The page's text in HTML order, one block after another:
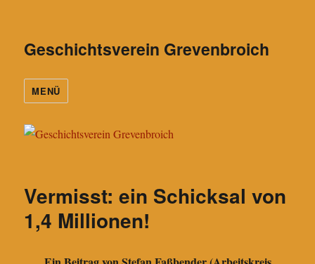
Geschichtsverein Grevenbroich
MENÜ
Vermisst: ein Schicksal von
1,4 Millionen!